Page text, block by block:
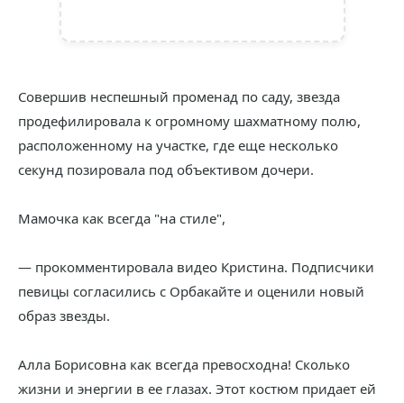
Совершив неспешный променад по саду, звезда
продефилировала к огромному шахматному полю,
расположенному на участке, где еще несколько
секунд позировала под объективом дочери.
Мамочка как всегда "на стиле",
— прокомментировала видео Кристина. Подписчики
певицы согласились с Орбакайте и оценили новый
образ звезды.
Алла Борисовна как всегда превосходна! Сколько
жизни и энергии в ее глазах. Этот костюм придает ей